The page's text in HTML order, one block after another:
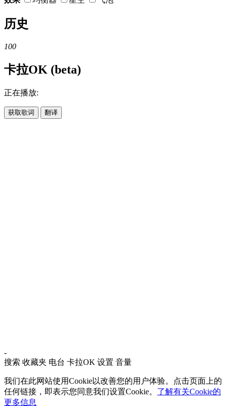
历史
100
卡拉OK (beta)
正在播放:
获取歌词 翻译
-
搜索 收藏夹 电台 卡拉OK 设置 音量
我们在此网站使用Cookie以改善您的用户体验。点击页面上的
任何链接，即表示您同意我们设置Cookie。 了解有关Cookie的
更多信息